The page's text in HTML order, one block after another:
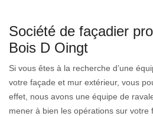
Société de façadier
Bois D Oingt
Si vous êtes à la recherche d’une
votre façade et mur extérieur, vous
effet, nous avons une équipe de
mener à bien les opérations sur votre